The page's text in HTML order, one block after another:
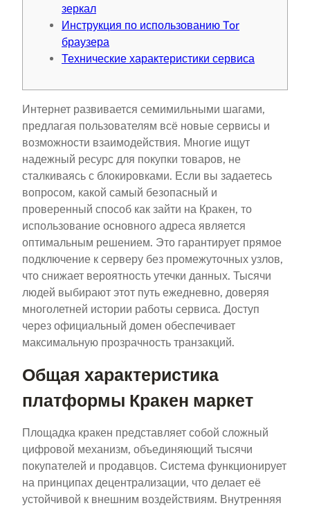
зеркал
Инструкция по использованию Tor
браузера
Технические характеристики сервиса
Интернет развивается семимильными шагами,
предлагая пользователям всё новые сервисы и
возможности взаимодействия. Многие ищут
надежный ресурс для покупки товаров, не
сталкиваясь с блокировками. Если вы задаетесь
вопросом, какой самый безопасный и
проверенный способ как зайти на Кракен, то
использование основного адреса является
оптимальным решением. Это гарантирует прямое
подключение к серверу без промежуточных узлов,
что снижает вероятность утечки данных. Тысячи
людей выбирают этот путь ежедневно, доверяя
многолетней истории работы сервиса. Доступ
через официальный домен обеспечивает
максимальную прозрачность транзакций.
Общая характеристика
платформы Кракен маркет
Площадка кракен представляет собой сложный
цифровой механизм, объединяющий тысячи
покупателей и продавцов. Система функционирует
на принципах децентрализации, что делает её
устойчивой к внешним воздействиям. Внутренняя